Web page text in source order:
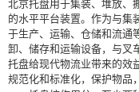
北京托盘用于集装、堆放、
的水平平台装置。作为与集
于生产、运输、仓储和流通
卸、储存和运输设备，与叉
托盘给现代物流业带来的效
规范化和标准化，保护物品